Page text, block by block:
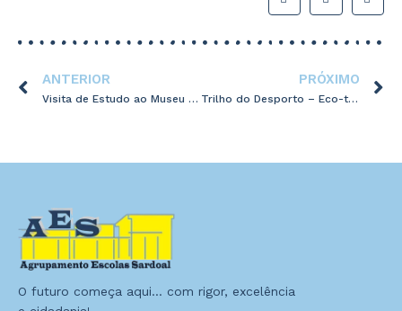
ANTERIOR
Visita de Estudo ao Museu Monográfico e Ruínas de Conímbriga
PRÓXIMO
Trilho do Desporto – Eco-trilho, Sardoal
O futuro começa aqui… com rigor, excelência